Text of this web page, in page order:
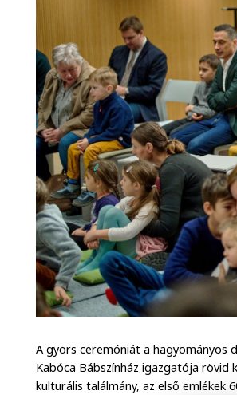
A gyors ceremóniát a
Kabóca Bábszínház igazgatója rövid
kulturális találmány, az első emlékek